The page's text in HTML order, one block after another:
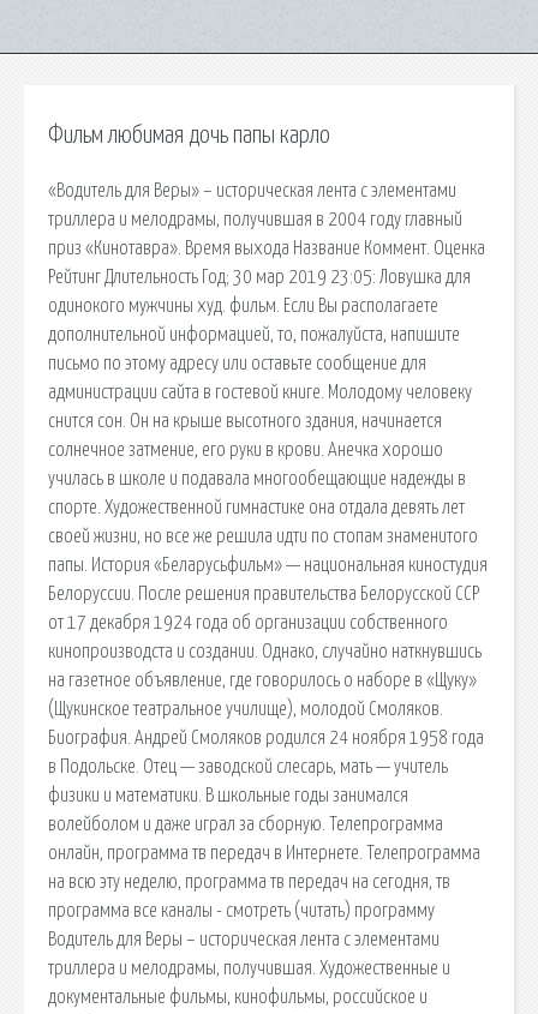
Фильм любимая дочь папы карло
«Водитель для Веры» – историческая лента с элементами
триллера и мелодрамы, получившая в 2004 году главный
приз «Кинотавра». Время выхода Название Коммент. Оценка
Рейтинг Длительность Год; 30 мар 2019 23:05: Ловушка для
одинокого мужчины худ. фильм. Если Вы располагаете
дополнительной информацией, то, пожалуйста, напишите
письмо по этому адресу или оставьте сообщение для
администрации сайта в гостевой книге. Молодому человеку
снится сон. Он на крыше высотного здания, начинается
солнечное затмение, его руки в крови. Анечка хорошо
училась в школе и подавала многообещающие надежды в
спорте. Художественной гимнастике она отдала девять лет
своей жизни, но все же решила идти по стопам знаменитого
папы. История «Беларусьфильм» — национальная киностудия
Белоруссии. После решения правительства Белорусской ССР
от 17 декабря 1924 года об организации собственного
кинопроизводста и создании. Однако, случайно наткнувшись
на газетное объявление, где говорилось о наборе в «Щуку»
(Щукинское театральное училище), молодой Смоляков.
Биография. Андрей Смоляков родился 24 ноября 1958 года
в Подольске. Отец — заводской слесарь, мать — учитель
физики и математики. В школьные годы занимался
волейболом и даже играл за сборную. Телепрограмма
онлайн, программа тв передач в Интернете. Телепрограмма
на всю эту неделю, программа тв передач на сегодня, тв
программа все каналы - смотреть (читать) программу
Водитель для Веры – историческая лента с элементами
триллера и мелодрамы, получившая. Художественные и
документальные фильмы, кинофильмы, российское и